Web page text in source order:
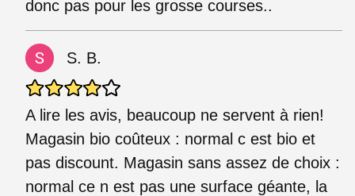
donc pas pour les grosse courses..
S. B.
A lire les avis, beaucoup ne servent à rien!
Magasin bio coûteux : normal c est bio et
pas discount. Magasin sans assez de choix :
normal ce n est pas une surface géante, la